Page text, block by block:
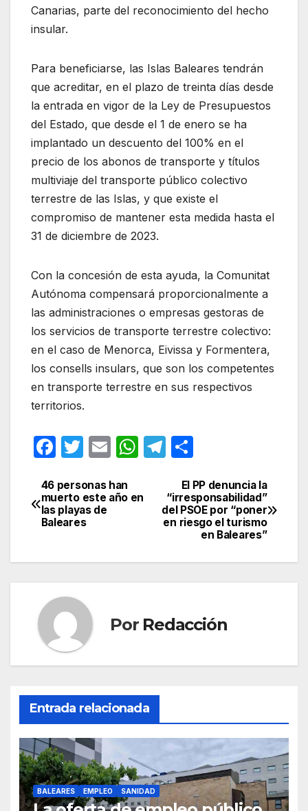
Canarias, parte del reconocimiento del hecho
insular.
Para beneficiarse, las Islas Baleares tendrán
que acreditar, en el plazo de treinta días desde
la entrada en vigor de la Ley de Presupuestos
del Estado, que desde el 1 de enero se ha
implantado un descuento del 100% en el
precio de los abonos de transporte y títulos
multiviaje del transporte público colectivo
terrestre de las Islas, y que existe el
compromiso de mantener esta medida hasta el
31 de diciembre de 2023.
Con la concesión de esta ayuda, la Comunitat
Autónoma compensará proporcionalmente a
las administraciones o empresas gestoras de
los servicios de transporte terrestre colectivo:
en el caso de Menorca, Eivissa y Formentera,
los consells insulars, que son los competentes
en transporte terrestre en sus respectivos
territorios.
F
c
e
b
o
k
T
itt
er
E
ail
W
at
p
T
e
gr
a
m
m
p
ar
tir
Navegación
de
El PP denuncia la
“irresponsabilidad”
del PSOE por “poner
en riesgo el turismo
en Baleares”
46 personas han
muerto este año en
las playas de
Baleares
Por Redacción
Entrada relacionada
BALEARES EMPLEO SANIDAD